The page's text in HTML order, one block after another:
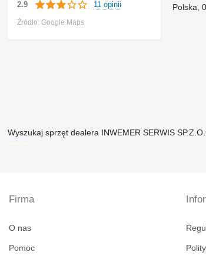
2.9 11 opinii
Źródło: Google Maps
Polska,
Wyszukaj sprzęt dealera INWEMER SERWIS
disallow-in-dsa
Firma
O nas
Pomoc